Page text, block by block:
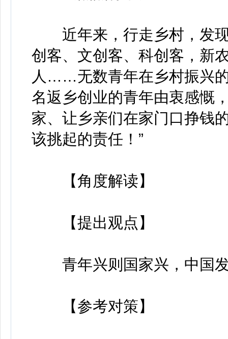
近年来，行走乡村，发现
创客、文创客、科创客，新
人……无数青年在乡村振兴
名返乡创业的青年由衷感慨
家、让乡亲们在家门口挣钱
该挑起的责任！”
【角度解读】
【提出观点】
青年兴则国家兴，中国发
【参考对策】